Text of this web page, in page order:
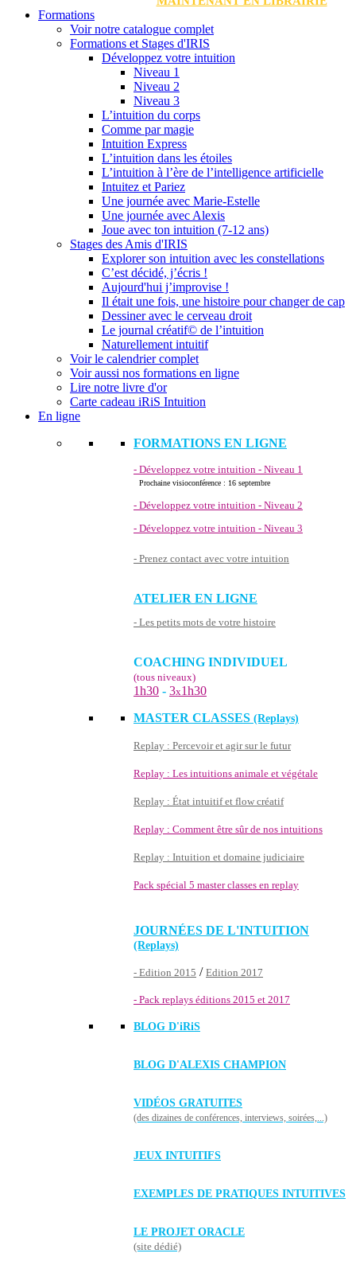
Formations
Voir notre catalogue complet
Formations et Stages d'IRIS
Développez votre intuition
Niveau 1
Niveau 2
Niveau 3
L’intuition du corps
Comme par magie
Intuition Express
L’intuition dans les étoiles
L’intuition à l’ère de l’intelligence artificielle
Intuitez et Pariez
Une journée avec Marie-Estelle
Une journée avec Alexis
Joue avec ton intuition (7-12 ans)
Stages des Amis d'IRIS
Explorer son intuition avec les constellations
C’est décidé, j’écris !
Aujourd'hui j’improvise !
Il était une fois, une histoire pour changer de cap
Dessiner avec le cerveau droit
Le journal créatif© de l’intuition
Naturellement intuitif
Voir le calendrier complet
Voir aussi nos formations en ligne
Lire notre livre d'or
Carte cadeau iRiS Intuition
En ligne
FORMATIONS EN LIGNE
- Développez votre intuition - Niveau 1
Prochaine visioconférence : 16 septembre
- Développez votre intuition - Niveau 2
- Développez votre intuition - Niveau 3
- Prenez contact avec votre intuition
ATELIER EN LIGNE
- Les petits mots de votre histoire
COACHING INDIVIDUEL
(tous niveaux)
1h30 - 3x1h30
MASTER CLASSES (Replays)
Replay : Percevoir et agir sur le futur
Replay : Les intuitions animale et végétale
Replay : État intuitif et flow créatif
Replay : Comment être sûr de nos intuitions
Replay : Intuition et domaine judiciaire
Pack spécial 5 master classes en replay
JOURNÉES DE L'INTUITION
(Replays)
- Edition 2015 / Edition 2017
- Pack replays éditions 2015 et 2017
BLOG D'iRiS
BLOG D'ALEXIS CHAMPION
VIDÉOS GRATUITES
(des dizaines de conférences, interviews, soirées,...)
JEUX INTUITIFS
EXEMPLES DE PRATIQUES INTUITIVES
LE PROJET ORACLE
(site dédié)